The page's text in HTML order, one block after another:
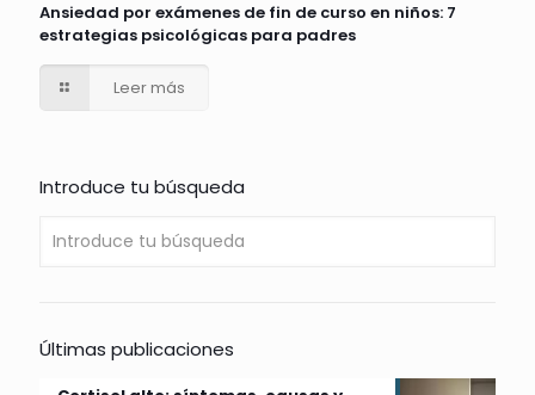
Ansiedad por exámenes de fin de curso en niños: 7
estrategias psicológicas para padres
Leer más
Introduce tu búsqueda
Últimas publicaciones